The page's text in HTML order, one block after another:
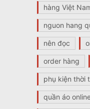
hàng Việt
nguon hang
nên đọc
order hàng
phụ kiện thời
quần áo